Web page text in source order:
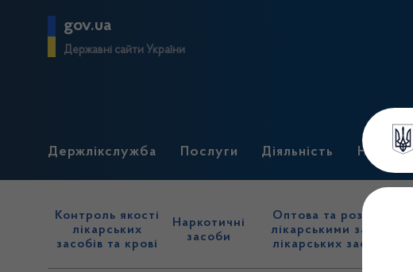
gov.ua
Державні сайти України
Держлікслужба Послуги Діяльність
Контроль якості
лікарських
засобів та крові
Наркотичні
засоби
Оптова та роздрібна
лікарськими
лікарських засобів